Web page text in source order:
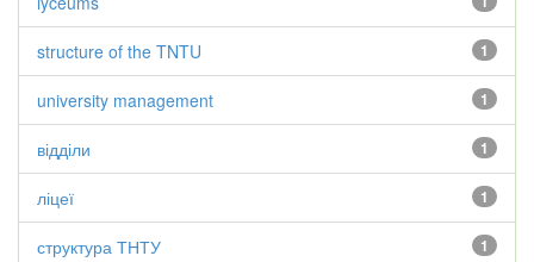
1
structure of the TNTU
1
university management
1
відділи
1
ліцеї
1
структура ТНТУ